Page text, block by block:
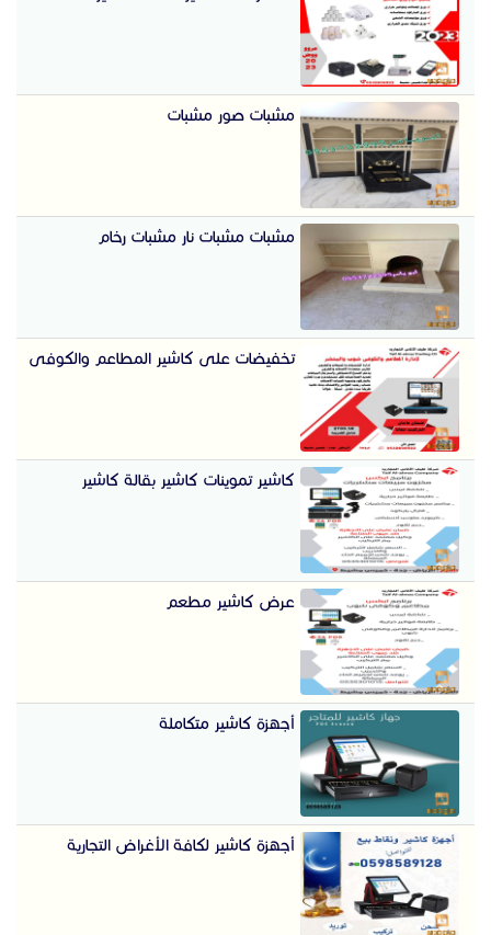
مشبات صور مشبات
مشبات مشبات نار مشبات رخام
تخفيضات على كاشير المطاعم والكوفى
كاشير تموينات كاشير بقالة كاشير
عرض كاشير مطعم
أجهزة كاشير متكاملة
أجهزة كاشير لكافة الأغراض التجارية